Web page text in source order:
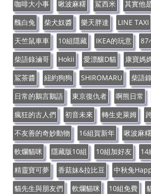
咖啡大小事
啾波麻糬 鯊西米 其實他
醜白兔
柴犬奴醬 樂天胖達 LINE TAXI
天竺鼠車車
10組隱藏 IKEA的玩意 87
柴語錄滷哥
Hokii 愛漂釀D貓 康寶媽
鯊茶醬
紐約狗狗 SHIROMARU
柴語
日常的鵝言鵝語
東京復仇者 啊熊日常
瘋狂的古人們
初音未來 轉生史萊姆
不友善的奇妙動物
16組賀新年 啾波麻糬
軟爛貓咪
隱藏版10組 10組加好友 14
精靈寶可夢
香菇妹&拉比豆
中秋兔
貓先生與朋友們
軟爛貓咪 10組免費